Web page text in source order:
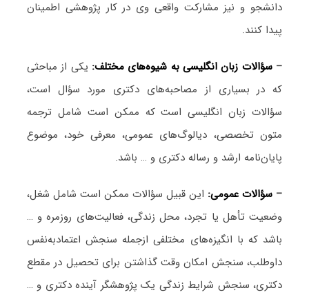
دانشجو و نیز مشارکت واقعی وی در کار پژوهشی اطمینان
پیدا کنند.
– سؤالات زبان انگلیسی به شیوه‌های مختلف: یکی از مباحثی
که در بسیاری از مصاحبه‌های دکتری مورد سؤال است،
سؤالات زبان انگلیسی است که ممکن است شامل ترجمه
متون تخصصی، دیالوگ‌های عمومی، معرفی خود، موضوع
پایان‌نامه ارشد و رساله دکتری و … باشد.
– سؤالات عمومی: این قبیل سؤالات ممکن است شامل شغل،
وضعیت تأهل یا تجرد، محل زندگی، فعالیت‌های روزمره و …
باشد که با انگیزه‌های مختلفی ازجمله سنجش اعتمادبه‌نفس
داوطلب، سنجش امکان وقت گذاشتن برای تحصیل در مقطع
دکتری، سنجش شرایط زندگی یک پژوهشگر آینده دکتری و …